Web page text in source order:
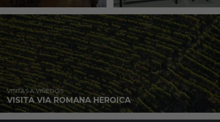
VISITAS A VIÑEDOS
VISITA VIA ROMANA HEROICA